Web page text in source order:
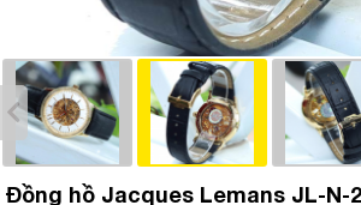
Đồng hồ Jacques Lemans JL-N-